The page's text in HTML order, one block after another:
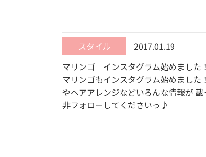
スタイル
2017.01.19
マリンゴ インスタグラム始めました！
マリンゴもインスタグラム始めました
やヘアアレンジなどいろんな情報が
非フォローしてくださいっ♪